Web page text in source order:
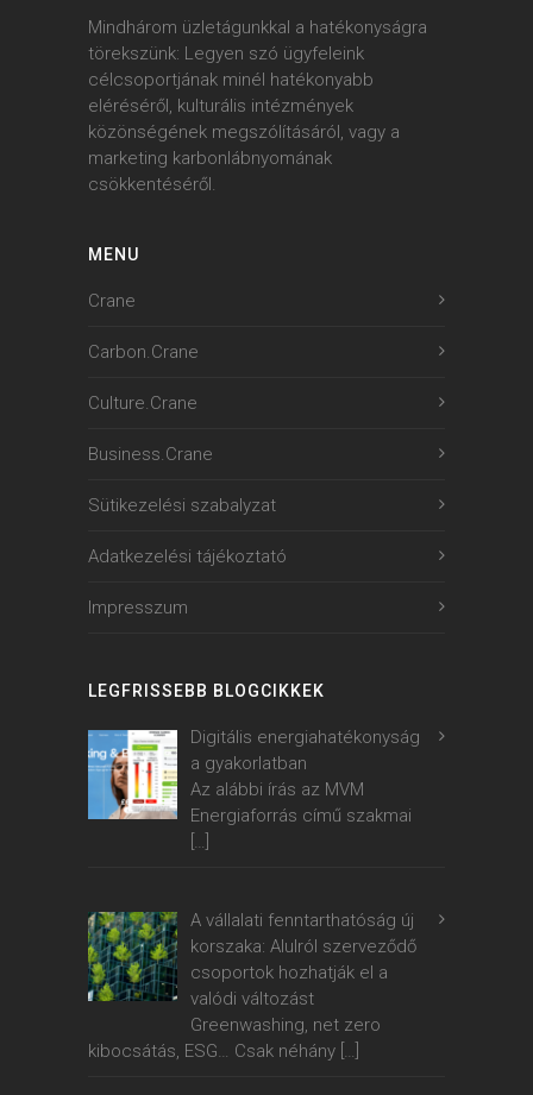
Mindhárom üzletágunkkal a hatékonyságra
törekszünk: Legyen szó ügyfeleink
célcsoportjának minél hatékonyabb
eléréséről, kulturális intézmények
közönségének megszólításáról, vagy a
marketing karbonlábnyomának
csökkentéséről.
MENU
Crane
Carbon.Crane
Culture.Crane
Business.Crane
Sütikezelési szabalyzat
Adatkezelési tájékoztató
Impresszum
LEGFRISSEBB BLOGCIKKEK
Digitális energiahatékonyság
a gyakorlatban
Az alábbi írás az MVM
Energiaforrás című szakmai
[…]
A vállalati fenntarthatóság új
korszaka: Alulról szerveződő
csoportok hozhatják el a
valódi változást
Greenwashing, net zero
kibocsátás, ESG… Csak néhány […]